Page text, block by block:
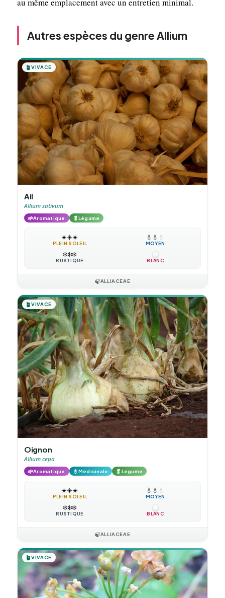
Autres espèces du genre Allium
🪴VIVACE
Ail
Allium sativum
🌱Aromatique 🥬Légume
☀️☀️☀️
PLEIN SOLEIL
💧 💧 💧
MOYEN
❄️❄️❄️
RUSTIQUE BLANC
🍃ALLIACEAE
🪴VIVACE
Oignon
Allium cepa
🌱Aromatique 💊 Médicinale 🥬 Légume
☀️☀️☀️
PLEIN SOLEIL
💧 💧 💧
MOYEN
❄️❄️❄️
RUSTIQUE BLANC
🍃ALLIACEAE
🪴VIVACE